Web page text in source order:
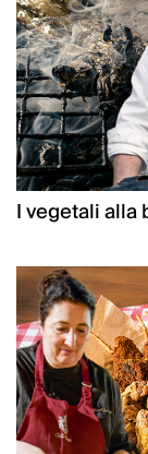
I vegetali alla